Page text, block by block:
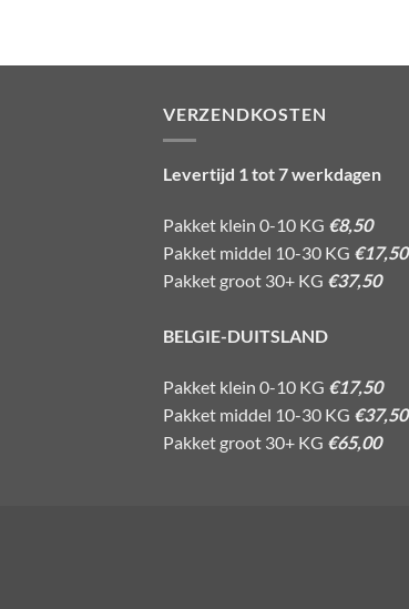
VERZENDKOSTEN
Levertijd 1 tot 7 werkdagen
Pakket klein 0-10 KG €8,50
Pakket middel 10-30 KG €17,50
Pakket groot 30+ KG €37,50
BELGIE-DUITSLAND
Pakket klein 0-10 KG €17,50
Pakket middel 10-30 KG €37,50
Pakket groot 30+ KG €65,00